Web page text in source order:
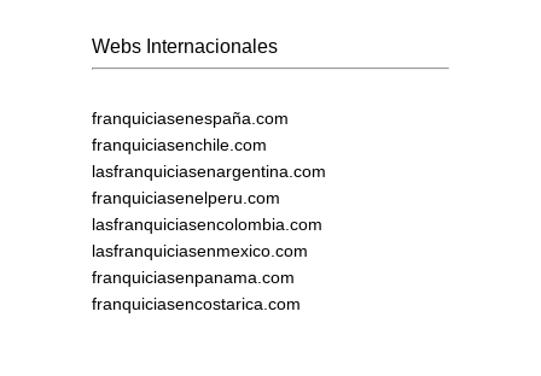
Webs Internacionales
franquiciasenespaña.com
franquiciasenchile.com
lasfranquiciasenargentina.com
franquiciasenelperu.com
lasfranquiciasencolombia.com
lasfranquiciasenmexico.com
franquiciasenpanama.com
franquiciasencostarica.com